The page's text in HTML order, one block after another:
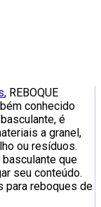
, REBOQUE
conhecido
é
a granel,
ou resíduos.
que
seu conteúdo.
para reboques de